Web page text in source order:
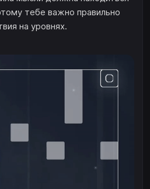
тебе важно правильно
на уровнях.